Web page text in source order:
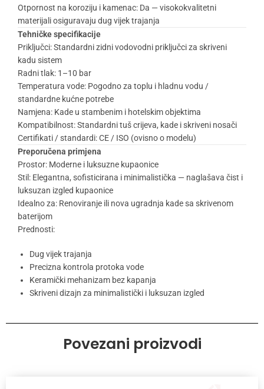
Otpornost na koroziju i kamenac: Da — visokokvalitetni
materijali osiguravaju dug vijek trajanja
Tehničke specifikacije
Priključci: Standardni zidni vodovodni priključci za skriveni
kadu sistem
Radni tlak: 1–10 bar
Temperatura vode: Pogodno za toplu i hladnu vodu /
standardne kućne potrebe
Namjena: Kade u stambenim i hotelskim objektima
Kompatibilnost: Standardni tuš crijeva, kade i skriveni nosači
Certifikati / standardi: CE / ISO (ovisno o modelu)
Preporučena primjena
Prostor: Moderne i luksuzne kupaonice
Stil: Elegantna, sofisticirana i minimalistička — naglašava čist i
luksuzan izgled kupaonice
Idealno za: Renoviranje ili nova ugradnja kade sa skrivenom
baterijom
Prednosti:
Dug vijek trajanja
Precizna kontrola protoka vode
Keramički mehanizam bez kapanja
Skriveni dizajn za minimalistički i luksuzan izgled
Povezani proizvodi